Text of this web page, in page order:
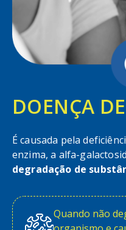
DOENÇA
É causada pela
enzima, a alfa-
degradação de
Quando não